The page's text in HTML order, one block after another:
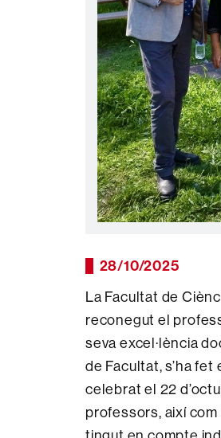
28/10/2025
La Facultat de
reconegut el
seva excel·lència
de Facultat, s’ha
celebrat el 22
professors, així